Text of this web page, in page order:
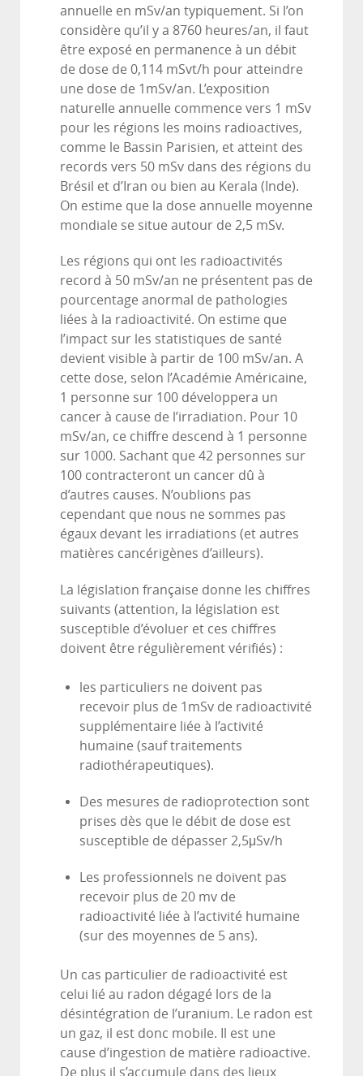
annuelle en mSv/an typiquement. Si l’on
considère qu’il y a 8760 heures/an, il faut
être exposé en permanence à un débit
de dose de 0,114 mSvt/h pour atteindre
une dose de 1mSv/an. L’exposition
naturelle annuelle commence vers 1 mSv
pour les régions les moins radioactives,
comme le Bassin Parisien, et atteint des
records vers 50 mSv dans des régions du
Brésil et d’Iran ou bien au Kerala (Inde).
On estime que la dose annuelle moyenne
mondiale se situe autour de 2,5 mSv.
Les régions qui ont les radioactivités
record à 50 mSv/an ne présentent pas de
pourcentage anormal de pathologies
liées à la radioactivité. On estime que
l’impact sur les statistiques de santé
devient visible à partir de 100 mSv/an. A
cette dose, selon l’Académie Américaine,
1 personne sur 100 développera un
cancer à cause de l’irradiation. Pour 10
mSv/an, ce chiffre descend à 1 personne
sur 1000. Sachant que 42 personnes sur
100 contracteront un cancer dû à
d’autres causes. N’oublions pas
cependant que nous ne sommes pas
égaux devant les irradiations (et autres
matières cancérigènes d’ailleurs).
La législation française donne les chiffres
suivants (attention, la législation est
susceptible d’évoluer et ces chiffres
doivent être régulièrement vérifiés) :
les particuliers ne doivent pas
recevoir plus de 1mSv de radioactivité
supplémentaire liée à l’activité
humaine (sauf traitements
radiothérapeutiques).
Des mesures de radioprotection sont
prises dès que le débit de dose est
susceptible de dépasser 2,5μSv/h
Les professionnels ne doivent pas
recevoir plus de 20 mv de
radioactivité liée à l’activité humaine
(sur des moyennes de 5 ans).
Un cas particulier de radioactivité est
celui lié au radon dégagé lors de la
désintégration de l’uranium. Le radon est
un gaz, il est donc mobile. Il est une
cause d’ingestion de matière radioactive.
De plus il s’accumule dans des lieux